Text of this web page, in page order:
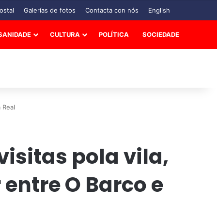
Galerías de fotos Contacta con nós English
CULTURA POLÍTICA SOCIEDADE
pola vila,
O Barco e